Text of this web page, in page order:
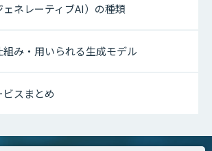
ネレーティブAI）の種類
み・用いられる生成モデル
スまとめ